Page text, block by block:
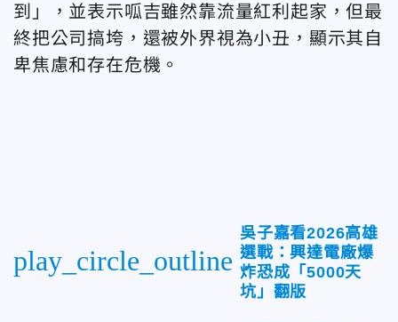
到」，並表示呱吉雖然靠流量紅利起家，但最
終把公司搞垮，還被外界視為小丑，顯示其自
卑焦慮和存在危機。
play_circle_outline
吳子嘉看2026高雄
選戰：興達電廠爆
炸恐成「5000天
坑」翻版